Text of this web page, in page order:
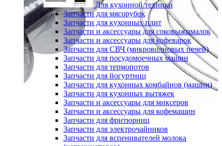
Для кухонной техники
Запчасти для мясорубок
Запчасти для кухонных плит
Запчасти и аксессуары для соковыжималок
Запчасти и аксессуары для кофеварок
Запчасти для СВЧ (микроволновых печей)
Запчасти для посудомоечных машин
Запчасти для термопотов
Запчасти для йогуртниц
Запчасти для кухонных комбайнов (машин)
Запчасти для кухонных вытяжек
Запчасти и аксессуары для миксеров
Запчасти и аксессуары для кофемашин
Запчасти для фритюрниц
Запчасти для электрочайников
Запчасти для вспенивателей молока